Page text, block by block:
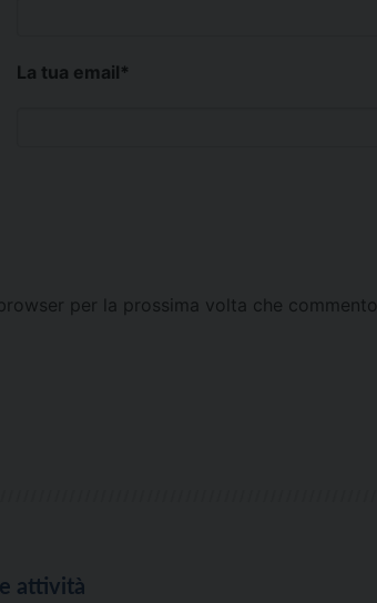
La tua email*
per la prossima volta che commento.
attività